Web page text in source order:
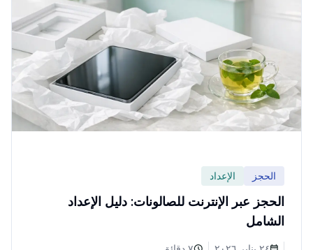
الحجز الإعداد
الحجز عبر الإنترنت للصالونات: دليل الإعداد
الشامل